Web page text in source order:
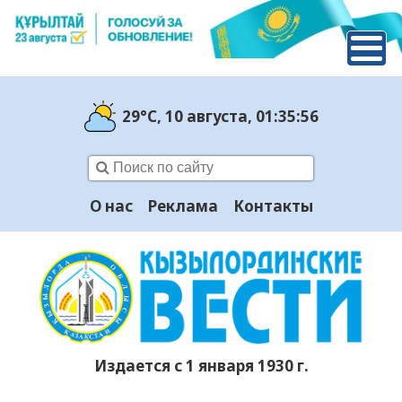
29°C, 10 августа, 01:35:57
О нас Реклама Контакты
Издается с 1 января 1930 г.